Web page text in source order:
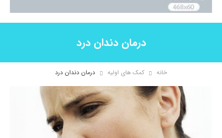
درمان دندان درد
خانه کمک های اولیه درمان دندان درد